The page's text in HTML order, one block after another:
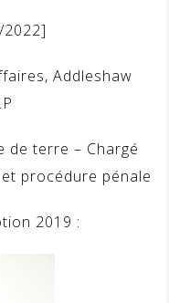
Addleshaw
de terre – Chargé
procédure pénale
2019 :